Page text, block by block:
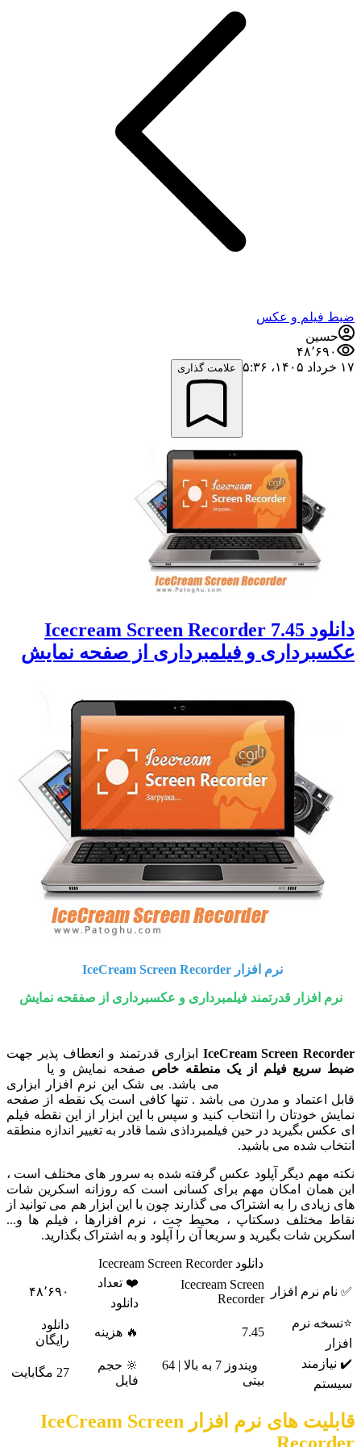
ضبط فيلم و عكس
حسین
۴۸٬۶۹۰
۱۷ خرداد ۱۴۰۵،‏ ۵:۳۶
علامت گذاری
دانلود Icecream Screen Recorder 7.45
عکسبرداری و فیلمبرداری از صفحه نمایش
نرم افزار IceCream Screen Recorder
نرم افزار قدرتمند فیلمبرداری و عکسبرداری از صفقحه نمایش
IceCream Screen Recorder ابزاری قدرتمند و انعطاف پذیر جهت
ضبط سریع فیلم از یک منطقه خاص صفحه نمایش و یا
می باشد. بی شک این نرم افزار ابزاری
قابل اعتماد و مدرن می باشد . تنها کافی است یک نقطه از صفحه
نمایش خودتان را انتخاب کنید و سپس با این ابزار از این نقطه فیلم
ای عکس بگیرید در حین فیلمبرداذی شما قادر به تغییر اندازه منطقه
انتخاب شده می باشید.
نکته مهم دیگر آپلود عکس گرفته شده به سرور های مختلف است ،
این همان امکان مهم برای کسانی است که روزانه اسکرین شات
های زیادی را به اشتراک می گذارند چون با این ابزار هم می توانید از
نقاط مختلف دسکتاپ ، محیط چت ، نرم افزارها ، فیلم ها و...
اسکرین شات بگیرید و سریعا آن را آپلود و به اشتراک بگذارید.
دانلود Icecream Screen Recorder
✅ نام نرم افزار
Icecream Screen
Recorder
❤️ تعداد
دانلود
۴۸٬۶۹۰
⭐نسخه نرم
افزار
7.45 🔥 هزینه
دانلود
رایگان
✔️ نیازمند
سیستم
ویندوز 7 به بالا | 64
بیتی
🔆 حجم
فایل
27 مگابایت
قابلیت های نرم افزار IceCream Screen
Recorder